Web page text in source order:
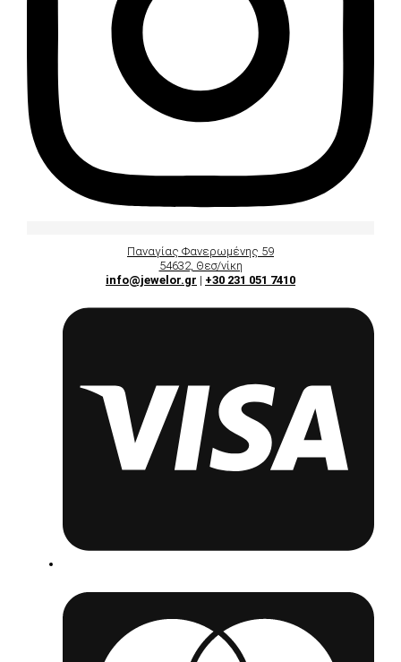
Παναγίας Φανερωμένης 59
54632, Θεσ/νίκη
info@jewelor.gr | +30 231 051 7410